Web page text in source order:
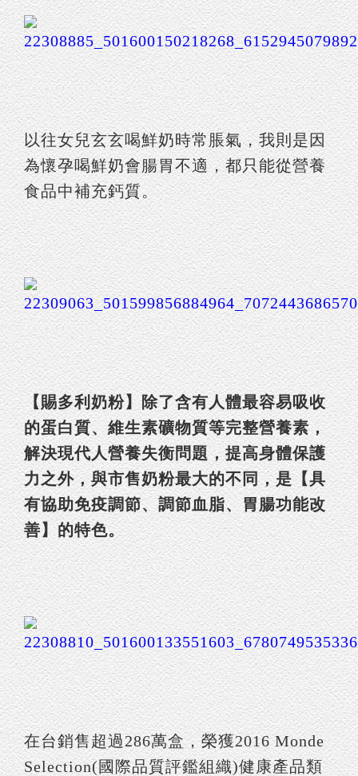
以往女兒玄玄喝鮮奶時常脹氣，我則是因
為懷孕喝鮮奶會腸胃不適，都只能從營養
食品中補充鈣質。
【賜多利奶粉】除了含有人體最容易吸收
的蛋白質、維生素礦物質等完整營養素，
解決現代人營養失衡問題，提高身體保護
力之外，與市售奶粉最大的不同，是【具
有協助免疫調節、調節血脂、胃腸功能改
善】的特色。
在台銷售超過286萬盒，榮獲2016 Monde
Selection(國際品質評鑑組織)健康產品類